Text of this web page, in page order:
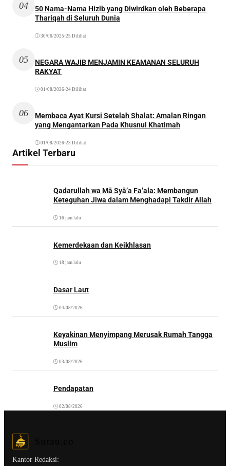
04
50 Nama-Nama Hizib yang Diwirdkan oleh Beberapa
Thariqah di Seluruh Dunia
30/06/2025 •25 Dilihat
05
NEGARA WAJIB MENJAMIN KEAMANAN SELURUH
RAKYAT
01/08/2026•24 Dilihat
06
Membaca Ayat Kursi Setelah Shalat: Amalan Ringan
yang Mengantarkan Pada Khusnul Khatimah
01/08/2026•23 Dilihat
Artikel Terbaru
Qadarullah wa Mā Syā’a Fa’ala: Membangun
Keteguhan Jiwa dalam Menghadapi Takdir Allah
16 jam lalu
Kemerdekaan dan Keikhlasan
18 jam lalu
Dasar Laut
04/08/2026
Keyakinan Menyimpang Merusak Rumah Tangga
Muslim
03/08/2026
Pendapatan
02/08/2026
Kantor Redaksi: